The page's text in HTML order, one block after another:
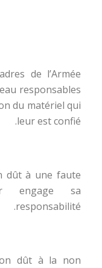
de l’Armée
responsables
du matériel qui
leur est confié.
dût à une faute
engage sa
responsabilité.
dût à la non